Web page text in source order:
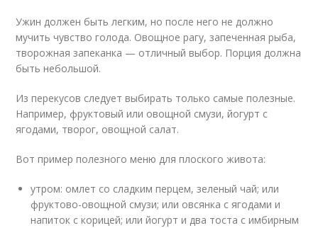
Ужин должен быть легким, но после него не должно
мучить чувство голода. Овощное рагу, запеченная рыба,
творожная запеканка — отличный выбор. Порция должна
быть небольшой.
Из перекусов следует выбирать только самые полезные.
Например, фруктовый или овощной смузи, йогурт с
ягодами, творог, овощной салат.
Вот пример полезного меню для плоского живота:
утром: омлет со сладким перцем, зеленый чай; или
фруктово-овощной смузи; или овсянка с ягодами и
напиток с корицей; или йогурт и два тоста с имбирным